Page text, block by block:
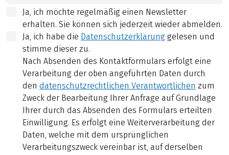
Ja, ich möchte regelmäßig einen Newsletter
erhalten. Sie können sich jederzeit wieder abmelden.
Ja, ich habe die Datenschutzerklärung gelesen und
stimme dieser zu.
Nach Absenden des Kontaktformulars erfolgt eine
Verarbeitung der oben angeführten Daten durch
den datenschutzrechtlichen Verantwortlichen zum
Zweck der Bearbeitung Ihrer Anfrage auf Grundlage
Ihrer durch das Absenden des Formulars erteilten
Einwilligung. Es erfolgt eine Weiterverarbeitung der
Daten, welche mit dem ursprünglichen
Verarbeitungszweck vereinbar ist, auf derselben